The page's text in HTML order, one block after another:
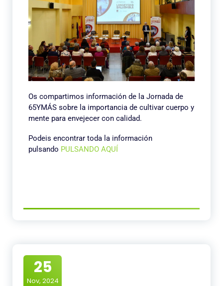
Os compartimos información de la Jornada de
65YMÁS sobre la importancia de cultivar cuerpo y
mente para envejecer con calidad.
Podeis encontrar toda la información
pulsando PULSANDO AQUÍ
25
Nov, 2024